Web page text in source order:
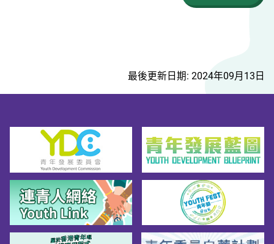
最後更新日期: 2024年09月13日